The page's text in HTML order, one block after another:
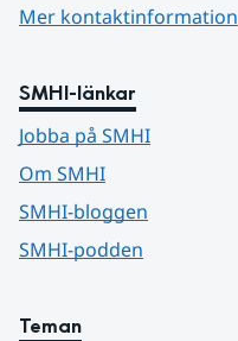
Mer kontaktinformation
SMHI-länkar
Jobba på SMHI
Om SMHI
SMHI-bloggen
SMHI-podden
Teman